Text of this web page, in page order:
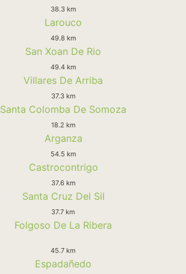
38.3 km
Larouco
49.8 km
San Xoan De Rio
49.4 km
Villares De Arriba
37.3 km
Santa Colomba De Somoza
18.2 km
Arganza
54.5 km
Castrocontrigo
37.6 km
Santa Cruz Del Sil
37.7 km
Folgoso De La Ribera
45.7 km
Espadañedo